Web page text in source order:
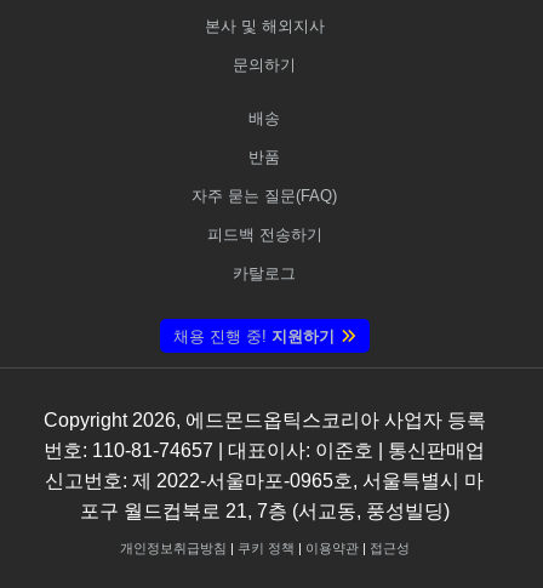
본사 및 해외지사
문의하기
배송
반품
자주 묻는 질문(FAQ)
피드백 전송하기
카탈로그
채용 진행 중! 지원하기
Copyright 2026, 에드몬드옵틱스코리아 사업자 등록
번호: 110-81-74657 | 대표이사: 이준호 | 통신판매업
신고번호: 제 2022-서울마포-0965호, 서울특별시 마
포구 월드컵북로 21, 7층 (서교동, 풍성빌딩)
개인정보취급방침 | 쿠키 정책 | 이용약관| 접근성